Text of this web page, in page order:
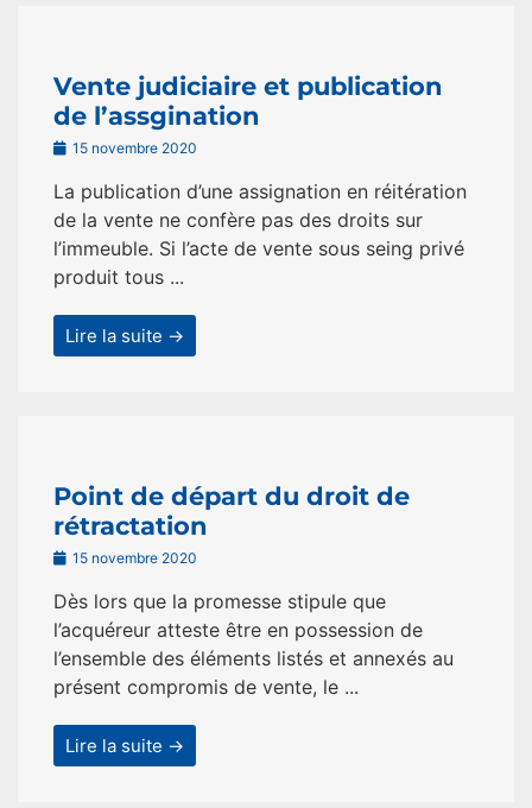
Vente judiciaire et publication
de l’assgination
15 novembre 2020
La publication d’une assignation en réitération
de la vente ne confère pas des droits sur
l’immeuble. Si l’acte de vente sous seing privé
produit tous ...
Lire la suite →
Point de départ du droit de
rétractation
15 novembre 2020
Dès lors que la promesse stipule que
l’acquéreur atteste être en possession de
l’ensemble des éléments listés et annexés au
présent compromis de vente, le ...
Lire la suite →